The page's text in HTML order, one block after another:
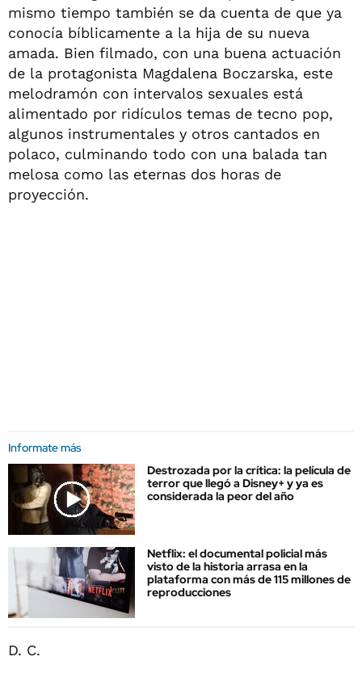
mismo tiempo también se da cuenta de que ya
conocía bíblicamente a la hija de su nueva
amada. Bien filmado, con una buena actuación
de la protagonista Magdalena Boczarska, este
melodramón con intervalos sexuales está
alimentado por ridículos temas de tecno pop,
algunos instrumentales y otros cantados en
polaco, culminando todo con una balada tan
melosa como las eternas dos horas de
proyección.
Informate más
Destrozada por la crítica: la película de
terror que llegó a Disney+ y ya es
considerada la peor del año
Netflix: el documental policial más
visto de la historia arrasa en la
plataforma con más de 115 millones de
reproducciones
D. C.